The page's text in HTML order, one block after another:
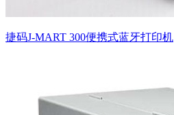
捷码J-MART 300便携式蓝牙打印机